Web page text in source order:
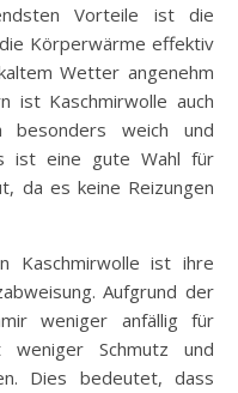
Vorteile ist die
Körperwärme effektiv
Wetter angenehm
ist Kaschmirwolle auch
weich und
ist eine gute Wahl für
da es keine Reizungen
Kaschmirwolle ist ihre
Aufgrund der
weniger anfällig für
weniger Schmutz und
Dies bedeutet, dass